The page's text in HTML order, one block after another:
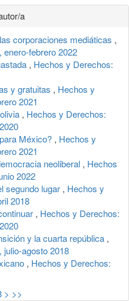
a
corporaciones mediáticas ,
febrero 2022
, Hechos y Derechos:
y gratuitas , Hechos y
2021
, Hechos y Derechos:
México? , Hechos y
2021
neoliberal , Hechos
2022
segundo lugar , Hechos y
2018
, Hechos y Derechos:
y la cuarta república ,
agosto 2018
, Hechos y Derechos:
> >>